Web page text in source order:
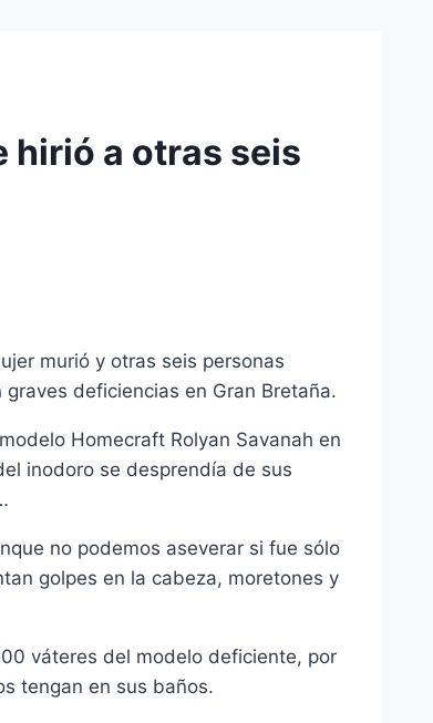
hirió a otras seis
murió y otras seis personas
deficiencias en Gran Bretaña.
Homecraft Rolyan Savanah en
inodoro se desprendí­a de sus
no podemos aseverar si fue sólo
golpes en la cabeza, moretones y
váteres del modelo deficiente, por
tengan en sus baños.